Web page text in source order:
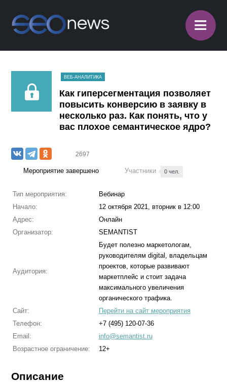
≡
ВЕБ-АНАЛИТИКА
Как гиперсегментация позволяет
повысить конверсию в заявку в
несколько раз. Как понять, что у
вас плохое семантическое ядро?
2697
Мероприятие завершено Участники 0 чел.
Тип мероприятия:
Вебинар
Начало:
12 октября 2021, вторник в 12:00
Адрес:
Онлайн
Организатор:
SEMANTIST
Аудитория:
Будет полезно маркетологам,
руководителям digital, владельцам
проектов, которые развивают
маркетплейс и стоит задача
максимального увеличения
органического трафика.
Сайт:
Перейти на сайт мероприятия
Телефон:
+7 (495) 120-07-36
Email:
info@semantist.ru
Возрастное ограничение:
12+
Описание